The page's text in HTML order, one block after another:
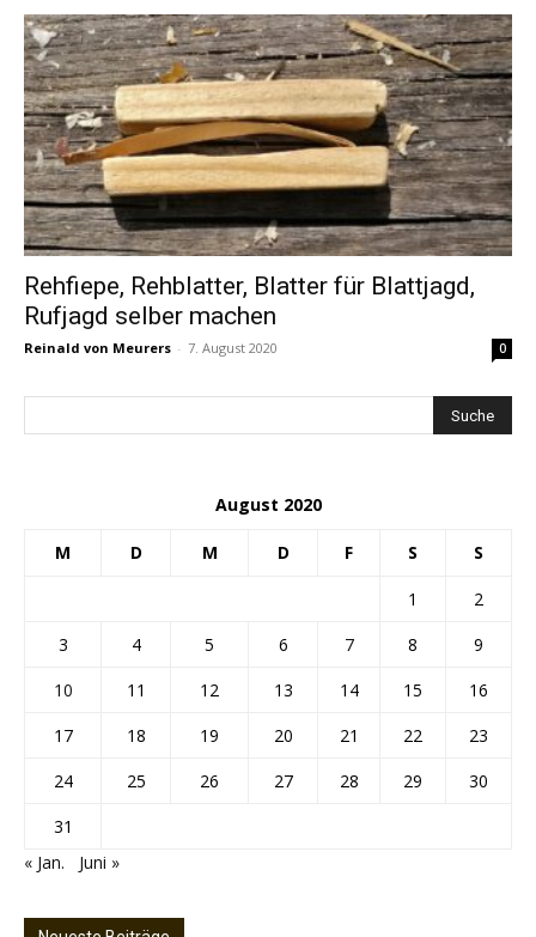
Rehfiepe, Rehblatter, Blatter für Blattjagd,
Rufjagd selber machen
Reinald von Meurers - 7. August 2020 0
August 2020
M D M D F S S
1
2
3
4 5 6 7 8
9
10
11 12 13 14 15
16
17
18 19 20 21 22
23
24
25 26 27 28 29
30
31
« Jan.
Juni »